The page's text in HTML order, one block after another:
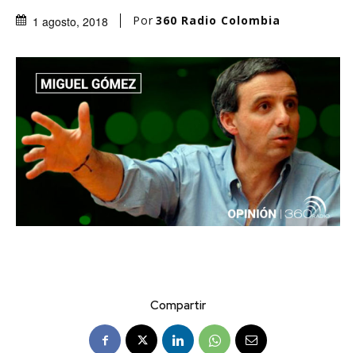
1 agosto, 2018 Por 360 Radio Colombia
Compartir